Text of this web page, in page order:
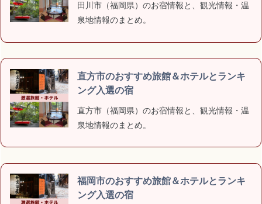
田川市（福岡県）のお宿情報と、観光情報・温
泉地情報のまとめ。
直方市のおすすめ旅館＆ホテルとランキ
ング入選の宿
直方市（福岡県）のお宿情報と、観光情報・温
泉地情報のまとめ。
福岡市のおすすめ旅館＆ホテルとランキ
ング入選の宿